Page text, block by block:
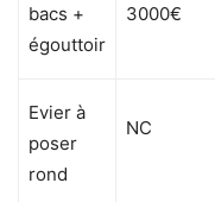
bacs +
égouttoir
3000€
Evier à
poser
rond
NC